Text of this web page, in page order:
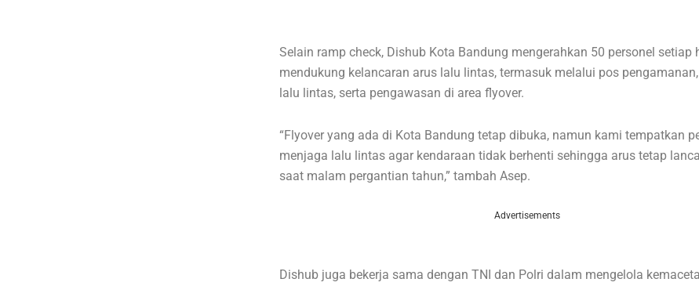
Selain ramp check, Dishub Kota Bandung mengerahkan 50 personel setiap
mendukung kelancaran arus lalu lintas, termasuk melalui pos
lalu lintas, serta pengawasan di area flyover.
“Flyover yang ada di Kota Bandung tetap dibuka, namun kami tempatkan
menjaga lalu lintas agar kendaraan tidak berhenti sehingga arus tetap
saat malam pergantian tahun,” tambah Asep.
Advertisements
Dishub juga bekerja sama dengan TNI dan Polri dalam mengelola